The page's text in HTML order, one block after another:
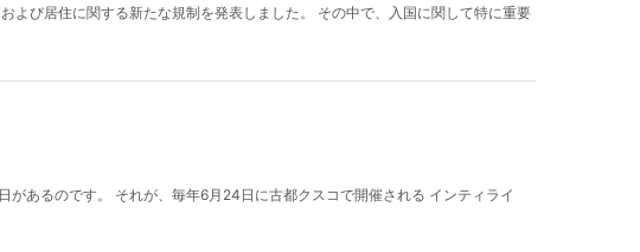
び居住に関する新たな規制を発表しました。 その中で、入国に関して特に重要
あるのです。 それが、毎年6月24日に古都クスコで開催される インティライ